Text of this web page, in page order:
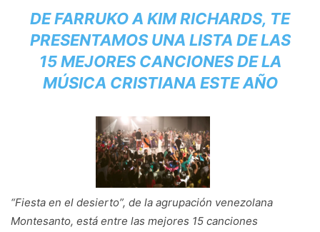
DE FARRUKO A KIM RICHARDS, TE
PRESENTAMOS UNA LISTA DE LAS
15 MEJORES CANCIONES DE LA
MÚSICA CRISTIANA ESTE AÑO
“Fiesta en el desierto”, de la agrupación venezolana
Montesanto, está entre las mejores 15 canciones